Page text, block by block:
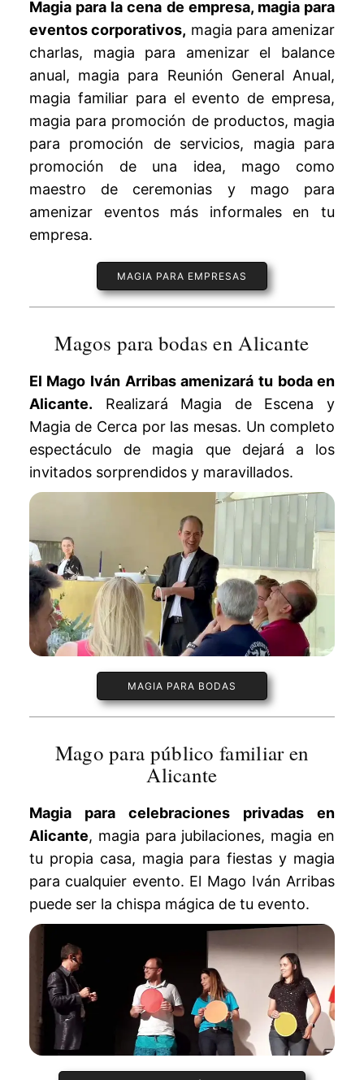
Magia para la cena de empresa, magia para
eventos corporativos, magia para amenizar
charlas, magia para amenizar el balance
anual, magia para Reunión General Anual,
magia familiar para el evento de empresa,
magia para promoción de productos, magia
para promoción de servicios, magia para
promoción de una idea, mago como
maestro de ceremonias y mago para
amenizar eventos más informales en tu
empresa.
MAGIA PARA EMPRESAS
Magos para bodas en Alicante
El Mago Iván Arribas amenizará tu boda en
Alicante. Realizará Magia de Escena y
Magia de Cerca por las mesas. Un completo
espectáculo de magia que dejará a los
invitados sorprendidos y maravillados.
MAGIA PARA BODAS
Mago para público familiar en
Alicante
Magia para celebraciones privadas en
Alicante, magia para jubilaciones, magia en
tu propia casa, magia para fiestas y magia
para cualquier evento. El Mago Iván Arribas
puede ser la chispa mágica de tu evento.